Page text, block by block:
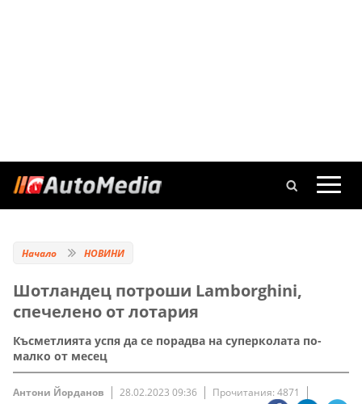
Начало НОВИНИ
Шотландец потроши Lamborghini,
спечелено от лотария
Късметлията успя да се порадва на суперколата по-
малко от месец
Антони Йорданов 28.02.2023 09:36 Прочитания: 4871